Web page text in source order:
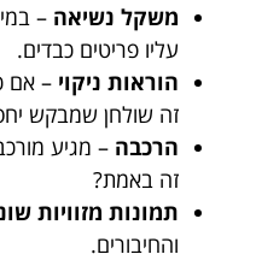
משקל נשיאה –
עליו פריטים כבדים.
הוראות ניקוי – אם
זה שולחן שמבקש
הרכבה – מגיע
זה באמת?
תמונות מזוויות
והחיבורים.